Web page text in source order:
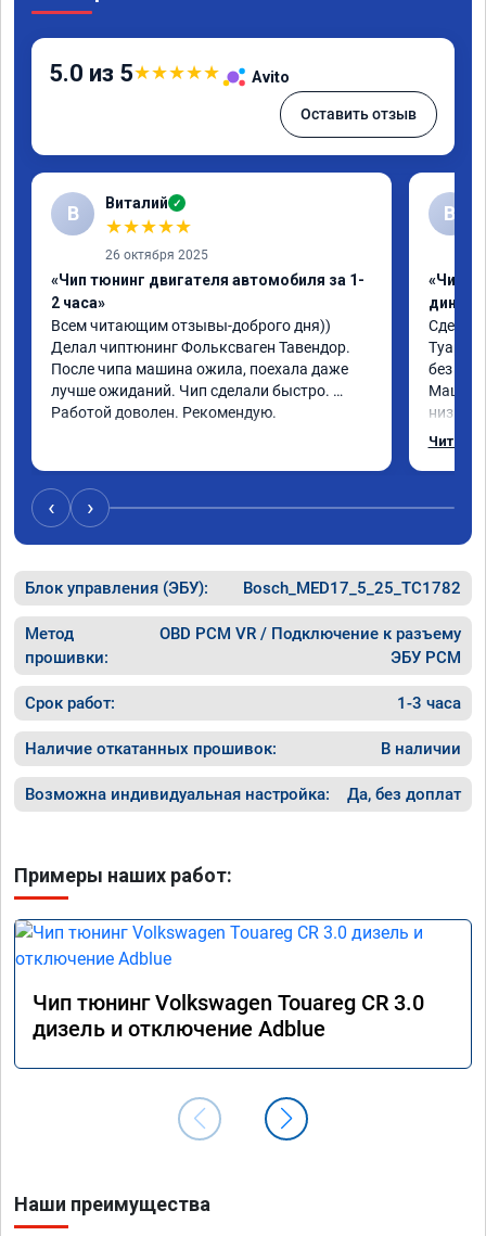
5.0 из 5★★★★★ Avito
Оставить отзыв
В Виталий ✓
★★★★★
26 октября 2025
«Чип тюнинг двигателя автомобиля за 1-
2 часа»
Всем читающим отзывы-доброго дня))
Делал чиптюнинг Фольксваген Тавендор.
После чипа машина ожила, поехала даже
лучше ожиданий. Чип сделали быстро.
Работой доволен. Рекомендую.
В
«Чип
Туарег
без
Машина
низких
км/ч
Читать
‹ ›
Блок управления (ЭБУ): Bosch_MED17_5_25_TC1782
Метод
прошивки:
OBD PCM VR / Подключение к разъему
ЭБУ PCM
Срок работ: 1-3 часа
Наличие откатанных прошивок: В наличии
Возможна индивидуальная настройка: Да, без доплат
Примеры наших работ:
Чип тюнинг Volkswagen Touareg CR 3.0
дизель и отключение Adblue
Наши преимущества